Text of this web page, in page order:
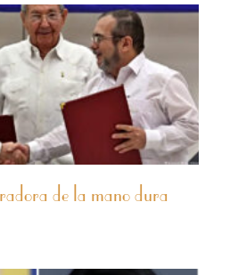
de la mano dura